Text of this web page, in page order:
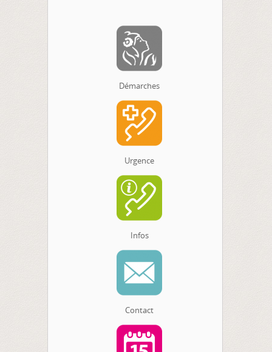
Démarches
Urgence
Infos
Contact